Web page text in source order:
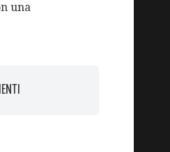
una